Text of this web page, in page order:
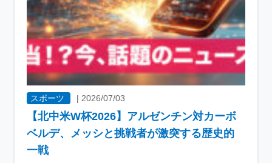
スポーツ | 2026/07/03
【北中米W杯2026】アルゼンチン対カーボ
ベルデ、メッシと挑戦者が激突する歴史的
一戦